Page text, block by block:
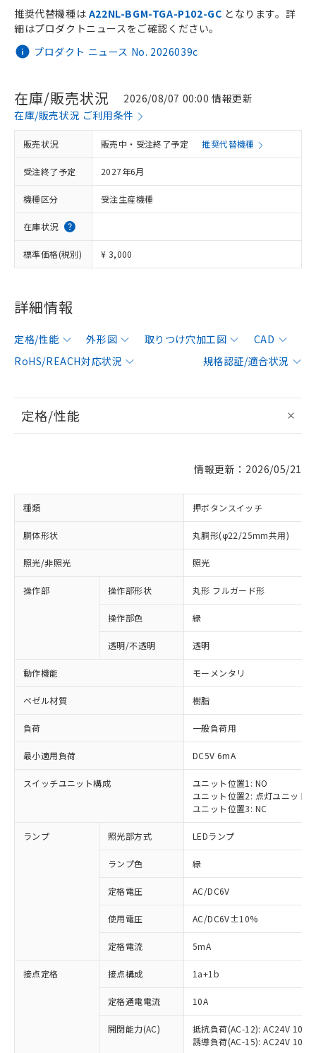
プロダクト ニュース No. 2026039c
推奨代替機種は A22NL-BGM-TGA-P102-GC となります。詳
細はプロダクトニュースをご確認ください。
在庫/販売状況
2026/08/07 00:00 情報更新
在庫/販売状況 ご利用条件
販売状況 販売中・受注終了予定 推奨代替機種
受注終了予定 2027年6月
機種区分 受注生産機種
在庫状況
標準価格(税別) ¥ 3,000
詳細情報
定格/性能 外形図 取りつけ穴加工図
CAD
RoHS/REACH対応状況
規格認証/適合状況
定格/性能
情報更新：2026/05/21
種類 押ボタンスイッチ
胴体形状 丸胴形(φ22/25mm共用)
照光/非照光 照光
操作部 操作部形状 丸形 フルガード形
操作部色 緑
透明/不透明 透明
動作機能 モーメンタリ
ベゼル材質 樹脂
負荷 一般負荷用
最小適用負荷 DC5V 6mA
スイッチユニット構成
ユニット位置1: NO
ユニット位置2: 点灯ユニット
ユニット位置3: NC
ランプ 照光部方式 LEDランプ
ランプ色 緑
定格電圧 AC/DC6V
使用電圧 AC/DC6V±10%
定格電流 5mA
接点定格 接点構成 1a+1b
定格通電電流 10A
開閉能力(AC)
抵抗負荷(AC-12): AC24V 10A/
誘導負荷(AC-15): AC24V
ご利用条件
ご利用ください。
非含有に対応した製品が提供可能な商品で
有に対応した製品に切り替える予定のある
対応予定なし：EU RoHS指令（10物質）の
非含有に非対応の商品で、対応品を出す予
定はありません。
調査・確認中：EU RoHS指令（10物質）の